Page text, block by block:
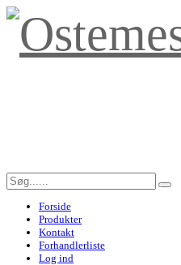
Forside
Produkter
Kontakt
Forhandlerliste
Log ind